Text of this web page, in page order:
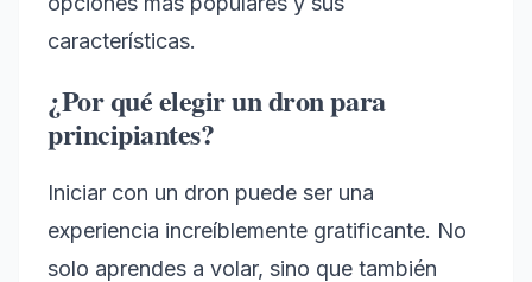
características.
¿Por qué elegir un dron para
principiantes?
Iniciar con un dron puede ser una
experiencia increíblemente gratificante. No
solo aprendes a volar, sino que también